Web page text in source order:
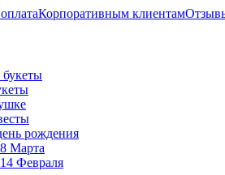
Корпоративным клиентам
рождения
Марта
Февраля